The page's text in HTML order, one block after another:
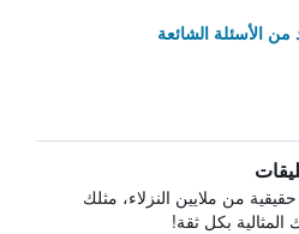
الأسئلة الشائعة
من ملايين النزلاء، مثلك
المثالية بكل ثقة!